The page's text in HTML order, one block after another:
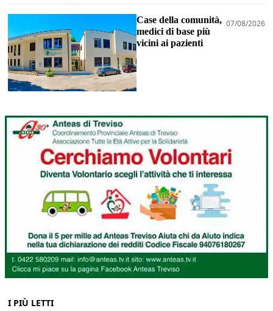
Case della comunità,
medici di base più
vicini ai pazienti
07/08/2026
I PIÙ LETTI